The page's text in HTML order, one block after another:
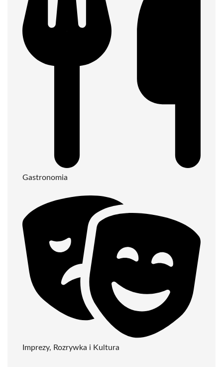
Gastronomia
Imprezy, Rozrywka i Kultura